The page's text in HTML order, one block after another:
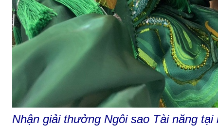
Nhận giải thưởng Ngôi sao Tài năng